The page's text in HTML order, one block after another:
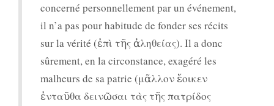
concerné personnellement par un événement,
il n’a pas pour habitude de fonder ses récits
sur la vérité (ἐπὶ τῆς ἀληθείας). Il a donc
sûrement, en la circonstance, exagéré les
malheurs de sa patrie (μᾶλλον ἔοικεν
ἐνταῦθα δεινῶσαι τὰς τῆς πατρίδος